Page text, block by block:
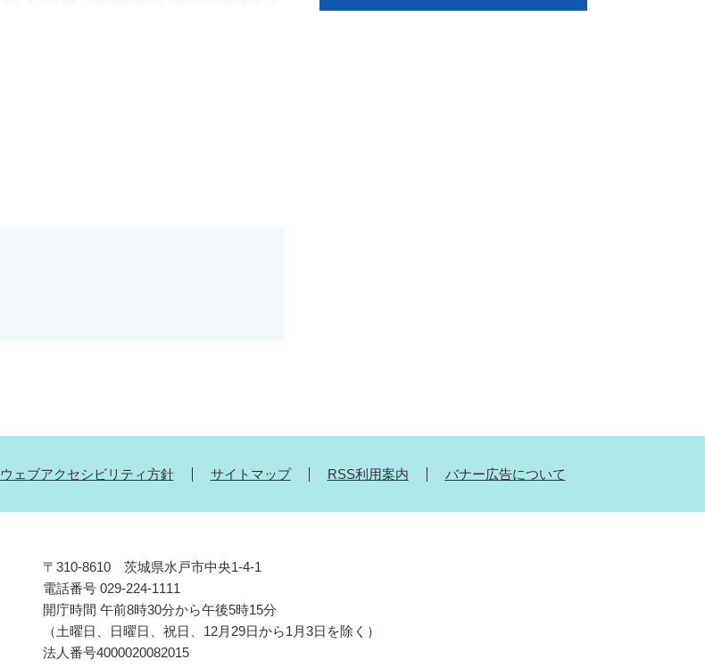
ウェブアクセシビリティ方針 サイトマップ RSS利用案内 バナー広告について
〒310-8610 茨城県水戸市中央1-4-1
電話番号 029-224-1111
開庁時間 午前8時30分から午後5時15分
（土曜日、日曜日、祝日、12月29日から1月3日を除く）
法人番号4000020082015